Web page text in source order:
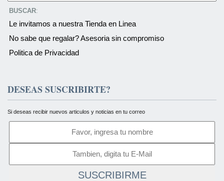
BUSCAR:
Le invitamos a nuestra Tienda en Linea
No sabe que regalar? Asesoria sin compromiso
Politica de Privacidad
DESEAS SUSCRIBIRTE?
Si deseas recibir nuevos articulos y noticias en tu correo
SUSCRIBIRME